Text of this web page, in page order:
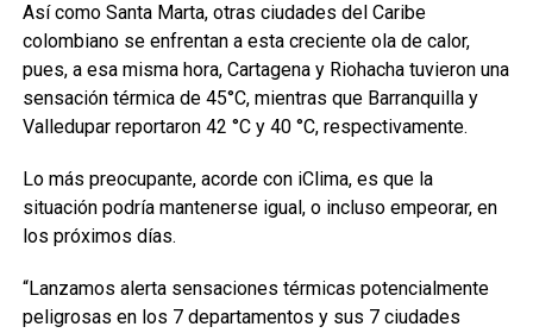
Así como Santa Marta, otras ciudades del Caribe
colombiano se enfrentan a esta creciente ola de calor,
pues, a esa misma hora, Cartagena y Riohacha tuvieron una
sensación térmica de 45°C, mientras que Barranquilla y
Valledupar reportaron 42 °C y 40 °C, respectivamente.
Lo más preocupante, acorde con iClima, es que la
situación podría mantenerse igual, o incluso empeorar, en
los próximos días.
“Lanzamos alerta sensaciones térmicas potencialmente
peligrosas en los 7 departamentos y sus 7 ciudades